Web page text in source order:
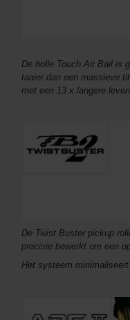
De holle Touch Air Bail is
taaier dan een massieve
met een 13 x langere
De Twist Buster pickup
precisie bewerkt om een
Het systeem